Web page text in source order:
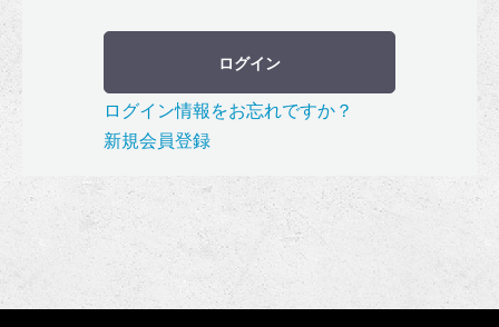
ログイン
ログイン情報をお忘れですか？
新規会員登録